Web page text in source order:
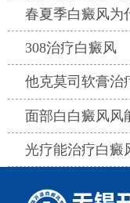
春夏季白癜风为
308治疗白癜风
他克莫司软膏治
面部白白癜风风
光疗能治疗白癜